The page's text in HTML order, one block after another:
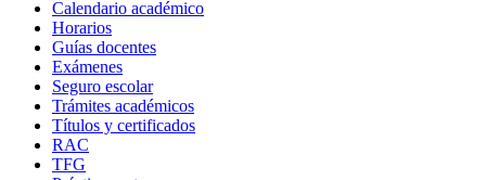
Calendario académico
Horarios
Guías docentes
Exámenes
Seguro escolar
Trámites académicos
Títulos y certificados
RAC
TFG